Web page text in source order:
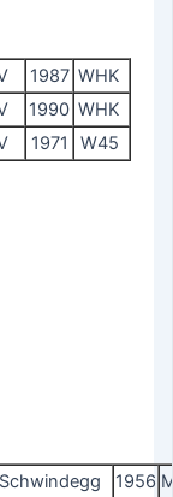
1987 WHK
1990 WHK
1971 W45
1956